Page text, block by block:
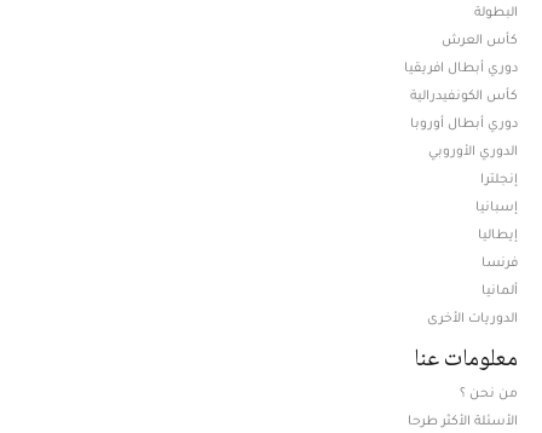
البطولة
كأس العرش
دوري أبطال افريقيا
كأس الكونفيدرالية
دوري أبطال أوروبا
الدوري الأوروبي
إنجلترا
إسبانيا
إيطاليا
فرنسا
ألمانيا
الدوريات الأخرى
معلومات عنا
من نحن ؟
الأسئلة الأكثر طرحا